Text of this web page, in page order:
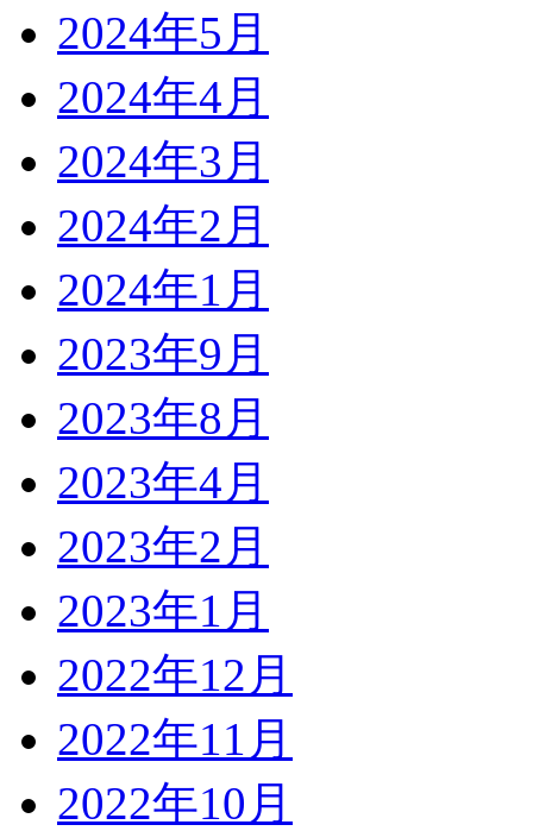
2024年5月
2024年4月
2024年3月
2024年2月
2024年1月
2023年9月
2023年8月
2023年4月
2023年2月
2023年1月
2022年12月
2022年11月
2022年10月